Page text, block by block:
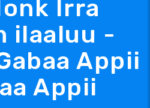
Irra
ilaaluu -
Appii
Appii